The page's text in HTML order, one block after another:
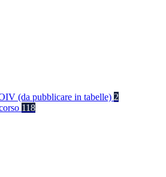
(da pubblicare in tabelle) 2
118